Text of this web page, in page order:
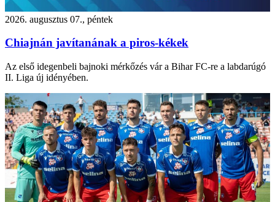
2026. augusztus 07., péntek
Chiajnán javítanának a piros-kékek
Az első idegenbeli bajnoki mérkőzés vár a Bihar FC-re a labdarúgó
II. Liga új idényében.